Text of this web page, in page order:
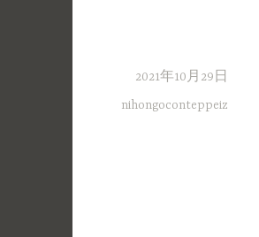
2021年10月29日
nihongoconteppeiz